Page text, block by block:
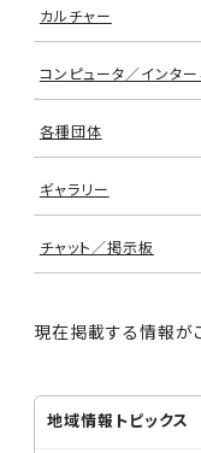
カルチャー
コンピュータ／インター
各種団体
ギャラリー
チャット／掲示板
現在掲載する情報が
地域情報トピックス